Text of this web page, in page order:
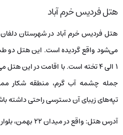
هتل فردیس خرم آباد
هتل فردیس خرم آباد در شهرستان
۱ الی ۴ تخته است. با اقامت در این
جمله چشمه آب گرم، منطقه شکار
تپه‌های زیبای آن دسترسی راحتی داشته
آدرس هتل: واقع در میدان ۲۲ بهمن، بلوار ولایت، مقابل پادگان حمزه